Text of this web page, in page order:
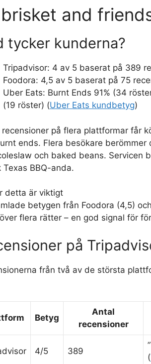
and
tycker kunderna?
Tripadvisor: 4 av 5 baserat på 389
Foodora: 4,5 av 5 baserat på 75
Uber Eats: Burnt Ends 91% (34
(19 röster) (Uber Eats kundbetyg)
recensioner på flera plattformar får
ends. Flera besökare
och baked beans. Servicen
Texas BBQ-anda.
detta är viktigt
betygen från Foodora (4,5)
flera rätter – en god signal för
på
från två av de största
Betyg
Antal
recensioner
4/5 389
(